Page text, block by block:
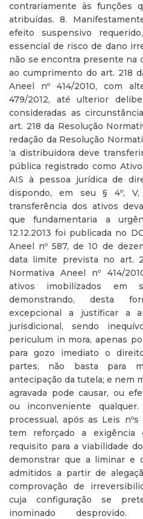
contrariamente às funções
atribuídas. 8.
efeito suspensivo
essencial de risco de dano
não se encontra presente na
ao cumprimento do art. 218
Aneel nº 414/2010, com
479/2012, até ulterior
consideradas as
art. 218 da Resolução
redação da Resolução
‘a distribuidora deve
pública registrado como
AIS à pessoa jurídica de
dispondo, em seu § 4º,
transferência dos ativos
que fundamentaria a
12.12.2013 foi publicada no
Aneel nº 587, de 10 de
data limite prevista no art.
Normativa Aneel nº 414/
ativos imobilizados em
demonstrando, desta
excepcional a justificar a
jurisdicional, sendo
periculum in mora, apenas
para gozo imediato o
partes, não basta para
antecipação da tutela; e nem
agravada pode causar, ou
ou inconveniente
processual, após as Leis nºs
tem reforçado a exigência
requisito para a viabilidade
demonstrar que a liminar e
admitidos a partir de
comprovação de
cuja configuração se
inominado